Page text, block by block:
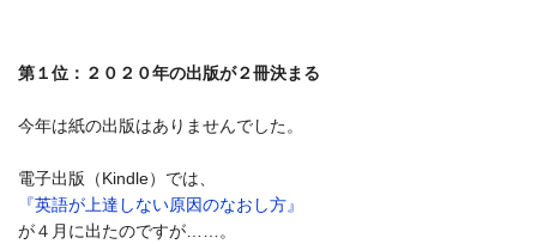
第１位：２０２０年の出版が２冊決まる
今年は紙の出版はありませんでした。
電子出版（Kindle）では、
『英語が上達しない原因のなおし方』
が４月に出たのですが……。